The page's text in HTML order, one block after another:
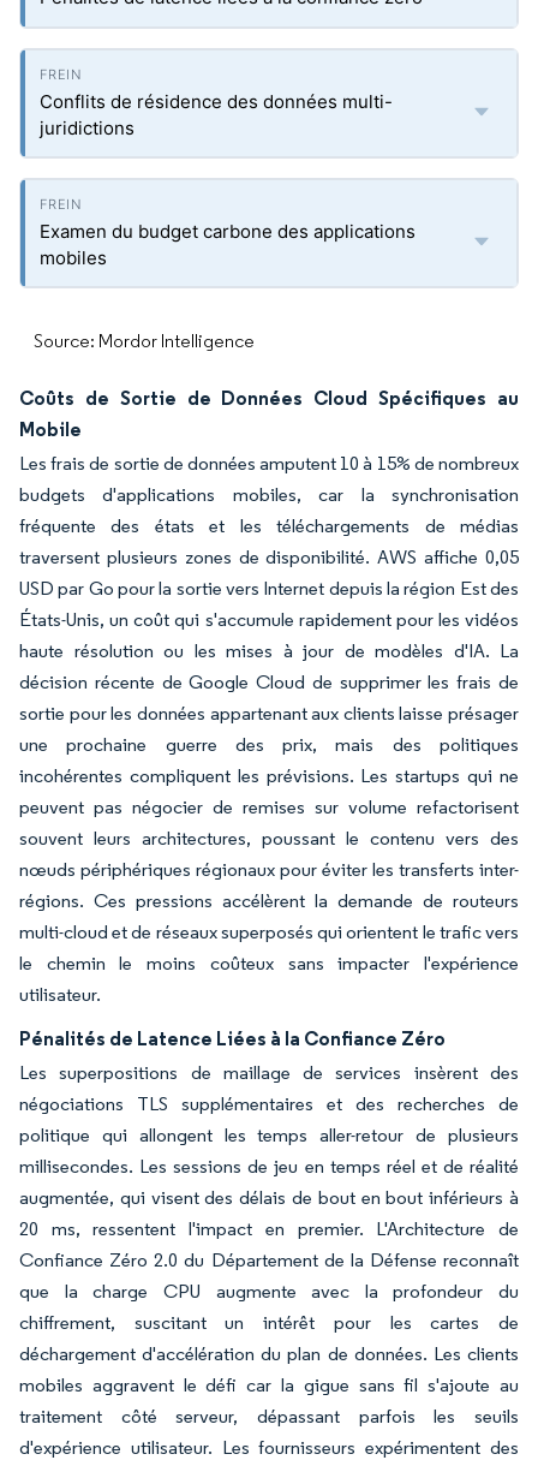
Conflits de résidence des données multi-
juridictions
Examen du budget carbone des applications
mobiles
Source: Mordor Intelligence
Coûts de Sortie de Données Cloud Spécifiques au
Mobile
Les frais de sortie de données amputent 10 à 15% de nombreux
budgets d'applications mobiles, car la synchronisation
fréquente des états et les téléchargements de médias
traversent plusieurs zones de disponibilité. AWS affiche 0,05
USD par Go pour la sortie vers Internet depuis la région Est des
États-Unis, un coût qui s'accumule rapidement pour les vidéos
haute résolution ou les mises à jour de modèles d'IA. La
décision récente de Google Cloud de supprimer les frais de
sortie pour les données appartenant aux clients laisse présager
une prochaine guerre des prix, mais des politiques
incohérentes compliquent les prévisions. Les startups qui ne
peuvent pas négocier de remises sur volume refactorisent
souvent leurs architectures, poussant le contenu vers des
nœuds périphériques régionaux pour éviter les transferts inter-
régions. Ces pressions accélèrent la demande de routeurs
multi-cloud et de réseaux superposés qui orientent le trafic vers
le chemin le moins coûteux sans impacter l'expérience
utilisateur.
Pénalités de Latence Liées à la Confiance Zéro
Les superpositions de maillage de services insèrent des
négociations TLS supplémentaires et des recherches de
politique qui allongent les temps aller-retour de plusieurs
millisecondes. Les sessions de jeu en temps réel et de réalité
augmentée, qui visent des délais de bout en bout inférieurs à
20 ms, ressentent l'impact en premier. L'Architecture de
Confiance Zéro 2.0 du Département de la Défense reconnaît
que la charge CPU augmente avec la profondeur du
chiffrement, suscitant un intérêt pour les cartes de
déchargement d'accélération du plan de données. Les clients
mobiles aggravent le défi car la gigue sans fil s'ajoute au
traitement côté serveur, dépassant parfois les seuils
d'expérience utilisateur. Les fournisseurs expérimentent des